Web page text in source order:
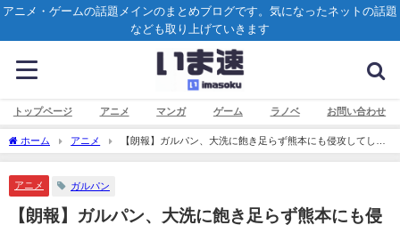
アニメ・ゲームの話題メインのまとめブログです。気になったネットの話題
なども取り上げていきます
トップページ アニメ マンガ ゲーム ラノベ お問い合わせ
ホーム アニメ
【朗報】ガルパン、大洗に飽き足らず熊本にも侵攻してしま
う
アニメ ガルパン
【朗報】ガルパン、大洗に飽き足らず熊本にも侵